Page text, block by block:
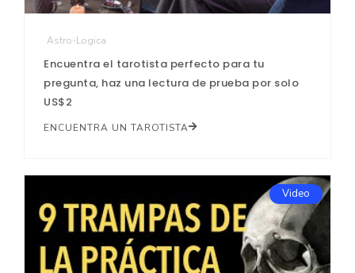
Astro-Logica
Encuentra el tarotista perfecto para tu
pregunta, haz una lectura de prueba por solo
US$2
ENCUENTRA UN TAROTISTA
Video